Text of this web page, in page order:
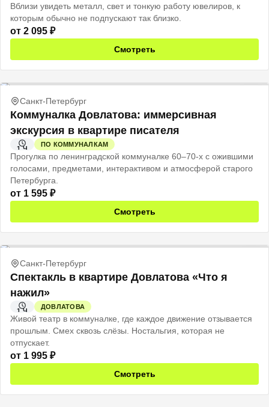
Вблизи увидеть металл, свет и тонкую работу ювелиров, к
которым обычно не подпускают так близко.
от 2 095 ₽
Смотреть
Санкт-Петербург
Коммуналка Довлатова: иммерсивная
экскурсия в квартире писателя
1 Ч
ПО КОММУНАЛКАМ
Прогулка по ленинградской коммуналке 60–70-х с ожившими
голосами, предметами, интерактивом и атмосферой старого
Петербурга.
от 1 595 ₽
Смотреть
Санкт-Петербург
Спектакль в квартире Довлатова «Что я
нажил»
1 Ч
ДОВЛАТОВА
Живой театр в коммуналке, где каждое движение отзывается
прошлым. Смех сквозь слёзы. Ностальгия, которая не
отпускает.
от 1 995 ₽
Смотреть